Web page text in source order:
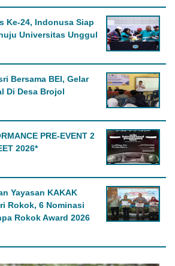
Ke-24, Indonusa Siap
Universitas Unggul
Bersama BEI, Gelar
Di Desa Brojol
PRE-EVENT 2
2026*
Yayasan KAKAK
Rokok, 6 Nominasi
Rokok Award 2026